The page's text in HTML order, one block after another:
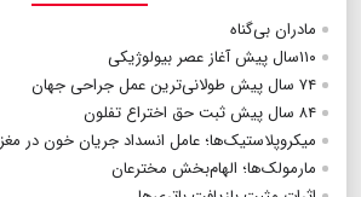
مادران بی‌گناه
۱۱۰سال پیش آغاز عصر بیولوژیکی
۷۴ سال پیش طولانی‌ترین عمل جراحی جهان
۸۴ سال پیش ثبت حق اختراع تفلون
میکروپلاستیک‌ها؛ عامل انسداد جریان خون در مغز
مارمولک‌ها؛ الهام‌بخش مخترعان